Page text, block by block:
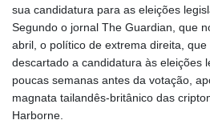
sua candidatura para as eleições
Segundo o jornal The Guardian, que
abril, o político de extrema direita,
descartado a candidatura às eleições
poucas semanas antes da votação,
magnata tailandês-britânico das
Harborne.